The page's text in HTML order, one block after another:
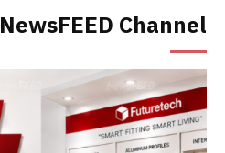
NewsFEED Channel